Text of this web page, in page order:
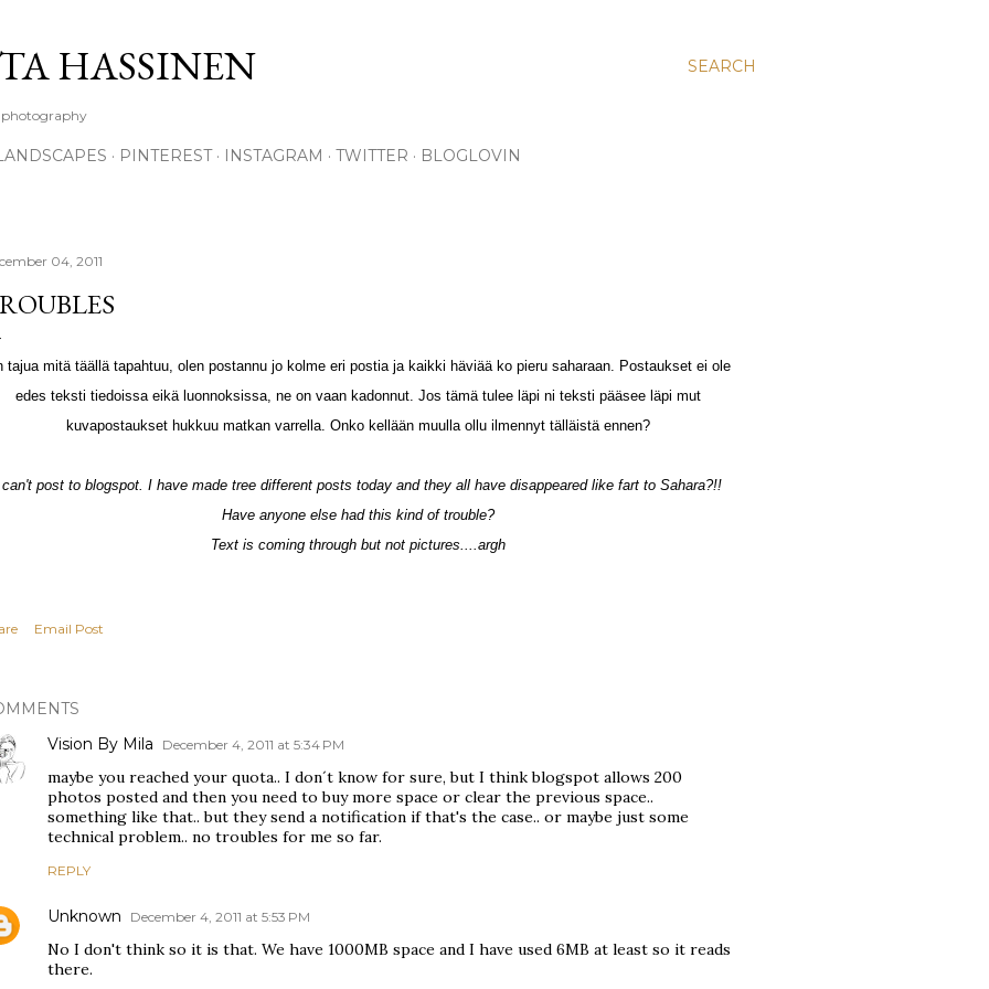
SEARCH
HASSINEN
photography
PINTEREST INSTAGRAM TWITTER BLOGLOVIN
04, 2011
tajua mitä täällä tapahtuu, olen postannu jo kolme eri postia ja kaikki häviää ko pieru saharaan. Postaukset ei ole
edes teksti tiedoissa eikä luonnoksissa, ne on vaan kadonnut. Jos tämä tulee läpi ni teksti pääsee läpi mut
kuvapostaukset hukkuu matkan varrella. Onko kellään muulla ollu ilmennyt tälläistä ennen?
post to blogspot. I have made tree different posts today and they all have disappeared like fart to Sahara?!!
Have anyone else had this kind of trouble?
Text is coming through but not pictures....argh
Email Post
Vision By Mila
December 4, 2011 at 5:34 PM
maybe you reached your quota.. I don´t know for sure, but I think blogspot allows 200
photos posted and then you need to buy more space or clear the previous space..
something like that.. but they send a notification if that's the case.. or maybe just some
technical problem.. no troubles for me so far.
REPLY
Unknown December 4, 2011 at 5:53 PM
No I don't think so it is that. We have 1000MB space and I have used 6MB at least so it reads
there.